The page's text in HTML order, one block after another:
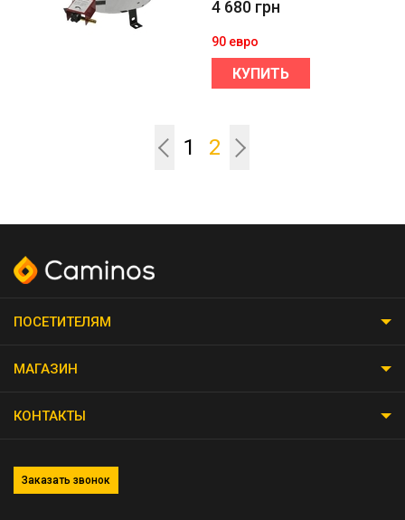
4 680 грн
90 евро
КУПИТЬ
1 2
ПОСЕТИТЕЛЯМ
МАГАЗИН
КОНТАКТЫ
Заказать звонок